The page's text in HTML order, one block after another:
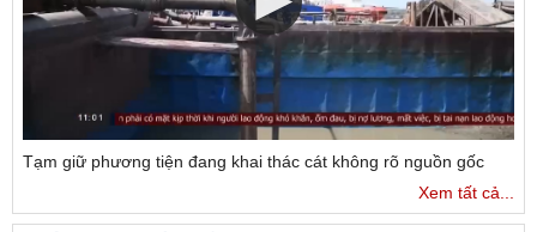
Tạm giữ phương tiện đang khai thác cát không rõ nguồn gốc
Xem tất cả...